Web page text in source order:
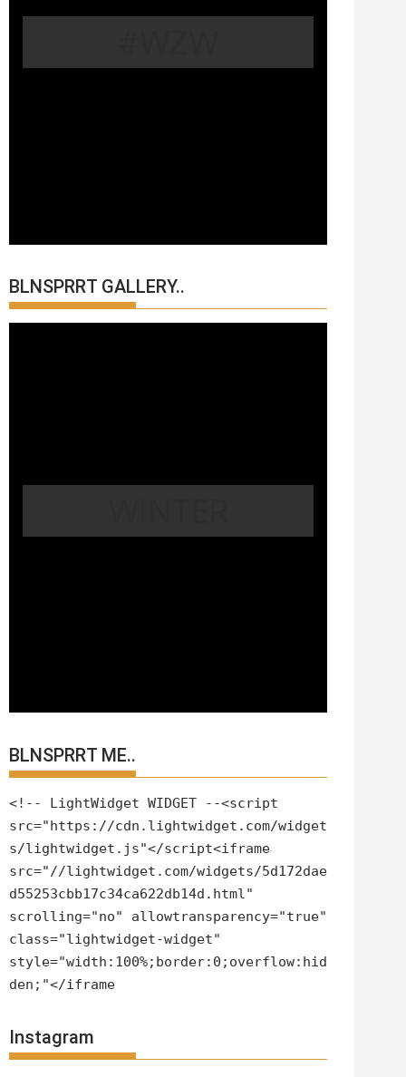
BLNSPRRT GALLERY..
BLNSPRRT ME..
<!-- LightWidget WIDGET --<script
src="https://cdn.lightwidget.com/widget
s/lightwidget.js"</script<iframe
src="//lightwidget.com/widgets/5d172dae
d55253cbb17c34ca622db14d.html"
scrolling="no" allowtransparency="true"
class="lightwidget-widget"
style="width:100%;border:0;overflow:hid
den;"</iframe
Instagram